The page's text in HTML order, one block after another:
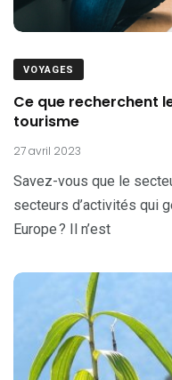
VOYAGES
Ce que recherchent
tourisme
27 avril 2023
Savez-vous que le
secteurs d’activités qui
Europe ? Il n’est